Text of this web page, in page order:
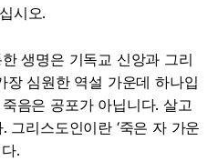
시오.
생명은 기독교 신앙과 그리
장 심원한 역설 가운데 하나입
음은 공포가 아닙니다. 살고
그리스도인이란 ‘죽은 자 가운
.